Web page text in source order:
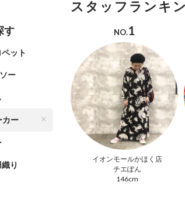
す
ット
ー
カー
り
スタッフランキ
NO.1
イオンモールかほく店
チエぽん
146cm